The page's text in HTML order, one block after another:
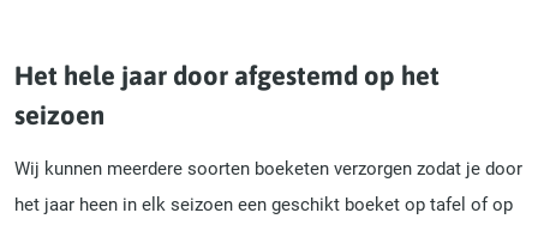
Het hele jaar door afgestemd op het
seizoen
Wij kunnen meerdere soorten boeketen verzorgen zodat je door
het jaar heen in elk seizoen een geschikt boeket op tafel of op